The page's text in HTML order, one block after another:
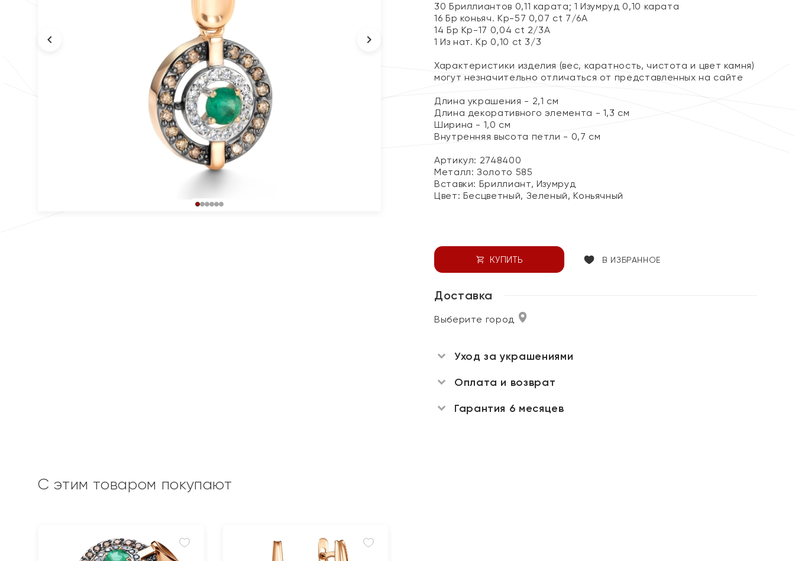
30 Бриллиантов 0,11 карата; 1 Изумруд 0,10 карата
16 Бр коньяч. Кр-57 0,07 ct 7/6А
14 Бр Кр-17 0,04 ct 2/3А
1 Из нат. Кр 0,10 ct 3/3
Характеристики изделия (вес, каратность, чистота и цвет камня)
могут незначительно отличаться от представленных на сайте
Длина украшения - 2,1 см
Длина декоративного элемента - 1,3 см
Ширина - 1,0 см
Внутренняя высота петли - 0,7 см
Артикул: 2748400
Металл:Золото 585
Вставки: Бриллиант, Изумруд
Цвет: Бесцветный, Зеленый, Коньячный
КУПИТЬ В ИЗБРАННОЕ
Доставка
Выберите город
Уход за украшениями
Оплата и возврат
Гарантия 6 месяцев
С этим товаром покупают